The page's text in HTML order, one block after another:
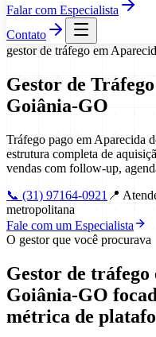
Falar com Especialista
Contato
gestor de tráfego em
Gestor de Tráfego
Goiânia-GO
Tráfego pago em Aparecida
estrutura completa de
vendas com follow-up,
📞 (31) 97164-0921 📍
metropolitana
Fale com um Especialista
O gestor que você procurava
Gestor de tráfego
Goiânia-GO
métrica de